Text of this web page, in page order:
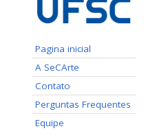
Pagina inicial
A SeCArte
Contato
Perguntas Frequentes
Equipe